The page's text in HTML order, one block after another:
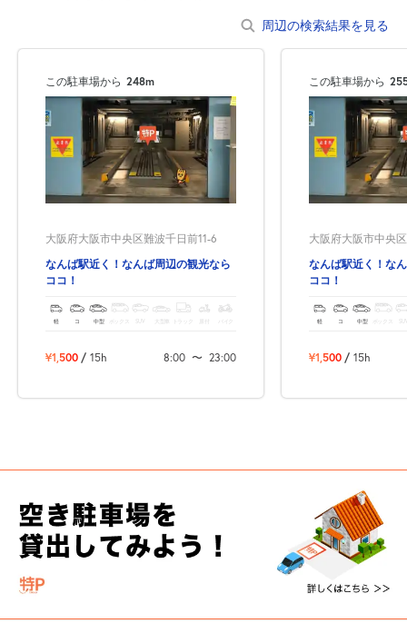
周辺の検索結果を見る
この駐車場から 248m
大阪府大阪市中央区難波千日前11-6
なんば駅近く！なんば周辺の観光なら
ココ！
軽 コ 中型 ボックス SUV 大型車 トラック バイク
¥1,500 / 15h 8:00 〜 23:00
この駐車場から
大阪府大阪市中央
なんば駅近く！な
ココ！
軽 コ 中型 ボックス
¥1,500 / 15h